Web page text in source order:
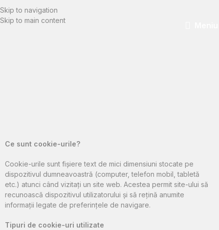
Skip to navigation
Skip to main content
Ce sunt cookie-urile?
Cookie-urile sunt fișiere text de mici dimensiuni stocate pe
dispozitivul dumneavoastră (computer, telefon mobil, tabletă
etc.) atunci când vizitați un site web. Acestea permit site-ului să
recunoască dispozitivul utilizatorului și să rețină anumite
informații legate de preferințele de navigare.
Tipuri de cookie-uri utilizate